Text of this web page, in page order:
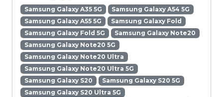
Samsung Galaxy A35 5G
Samsung Galaxy A54 5G
Samsung Galaxy A55 5G
Samsung Galaxy Fold
Samsung Galaxy Fold 5G
Samsung Galaxy Note20
Samsung Galaxy Note20 5G
Samsung Galaxy Note20 Ultra
Samsung Galaxy Note20 Ultra 5G
Samsung Galaxy S20
Samsung Galaxy S20 5G
Samsung Galaxy S20 Ultra 5G